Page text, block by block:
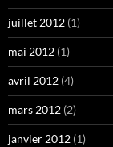
juillet 2012 (1)
mai 2012 (1)
avril 2012 (4)
mars 2012 (2)
janvier 2012 (1)